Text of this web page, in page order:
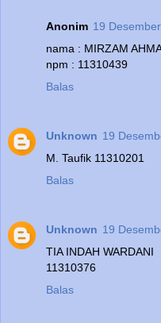
Anonim 19
nama : MIRZAM
npm : 11310439
Balas
Unknown 19
M. Taufik 11310201
Balas
Unknown 19
TIA INDAH WARDANI
11310376
Balas